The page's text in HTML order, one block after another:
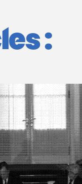
: